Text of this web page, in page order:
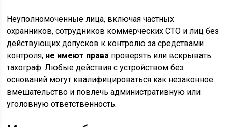
Неуполномоченные лица, включая частных
охранников, сотрудников коммерческих СТО и лиц без
действующих допусков к контролю за средствами
контроля, не имеют права проверять или вскрывать
тахограф. Любые действия с устройством без
оснований могут квалифицироваться как незаконное
вмешательство и повлечь административную или
уголовную ответственность.